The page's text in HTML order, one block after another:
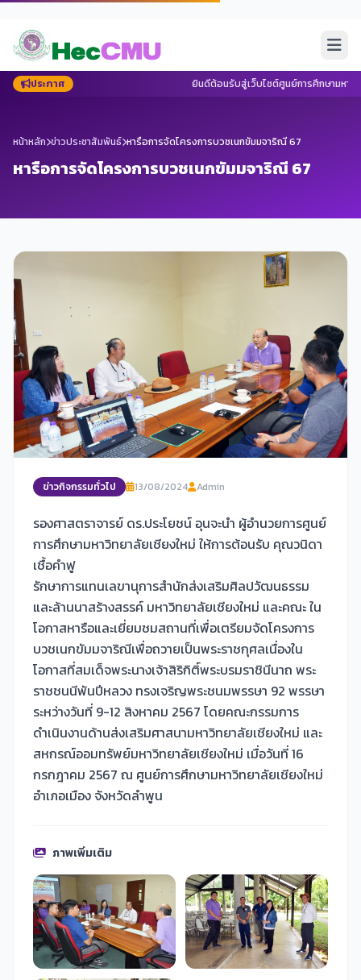
ประกาศ ยินดีต้อนรับสู่เว็บไซต์ศูนย์การศึกษามหา
หน้าหลัก ข่าวประชาสัมพันธ์ หารือการจัดโครงการบวชเนกขัมมจาริณี 67
หารือการจัดโครงการบวชเนกขัมมจาริณี 67
ข่าวกิจกรรมทั่วไป 13/08/2024 Admin
รองศาสตราจารย์ ดร.ประโยชน์ อุนจะนำ ผู้อำนวยการศูนย์
การศึกษามหาวิทยาลัยเชียงใหม่ ให้การต้อนรับ คุณวนิดา
เชื้อคำฟู
รักษาการแทนเลขานุการสำนักส่งเสริมศิลปวัฒนธรรม
และล้านนาสร้างสรรค์ มหาวิทยาลัยเชียงใหม่ และคณะ ใน
โอกาสหารือและเยี่ยมชมสถานที่เพื่อเตรียมจัดโครงการ
บวชเนกขัมมจาริณีเพื่อถวายเป็นพระราชกุศลเนื่องใน
โอกาสที่สมเด็จพระนางเจ้าสิริกิติ์พระบรมราชินีนาถ พระ
ราชชนนีพันปีหลวง ทรงเจริญพระชนมพรรษา 92 พรรษา
ระหว่างวันที่ 9-12 สิงหาคม 2567 โดยคณะกรรมการ
ดำเนินงานด้านส่งเสริมศาสนามหาวิทยาลัยเชียงใหม่ และ
สหกรณ์ออมทรัพย์มหาวิทยาลัยเชียงใหม่ เมื่อวันที่ 16
กรกฎาคม 2567 ณ ศูนย์การศึกษามหาวิทยาลัยเชียงใหม่
อำเภอเมือง จังหวัดลำพูน
ภาพเพิ่มเติม